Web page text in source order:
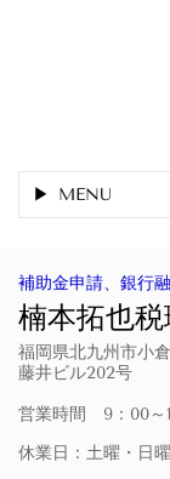
MENU
補助金申請、銀行
楠本拓也
福岡県北九州市小
藤井ビル202号
営業時間 9：00～
休業日：土曜・日